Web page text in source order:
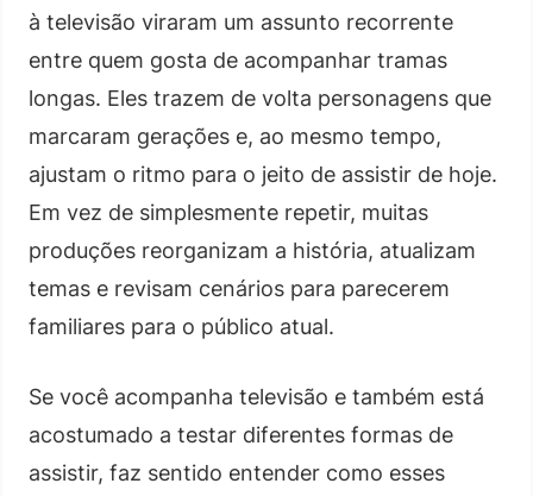
à televisão viraram um assunto recorrente
entre quem gosta de acompanhar tramas
longas. Eles trazem de volta personagens que
marcaram gerações e, ao mesmo tempo,
ajustam o ritmo para o jeito de assistir de hoje.
Em vez de simplesmente repetir, muitas
produções reorganizam a história, atualizam
temas e revisam cenários para parecerem
familiares para o público atual.
Se você acompanha televisão e também está
acostumado a testar diferentes formas de
assistir, faz sentido entender como esses